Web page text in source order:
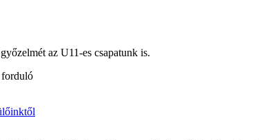
az U11-es csapatunk is.
forduló